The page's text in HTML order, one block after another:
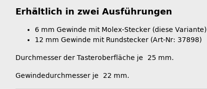
Erhältlich in zwei Ausführungen
6 mm Gewinde mit Molex-Stecker (diese Variante)
12 mm Gewinde mit Rundstecker (Art-Nr: 37898)
Durchmesser der Tasteroberfläche je 25 mm.
Gewindedurchmesser je 22 mm.